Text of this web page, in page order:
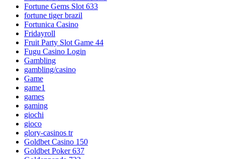
Fortune Gems Slot 633
fortune tiger brazil
Fortunica Casino
Fridayroll
Fruit Party Slot Game 44
Fugu Casino Login
Gambling
gambling/casino
Game
game1
games
gaming
giochi
gioco
glory-casinos tr
Goldbet Casino 150
Goldbet Poker 637